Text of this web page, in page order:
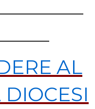
AL